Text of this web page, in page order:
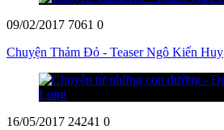
09/02/2017 7061 0
Chuyện Thảm Đỏ - Teaser Ngô Kiến Huy
16/05/2017 24241 0